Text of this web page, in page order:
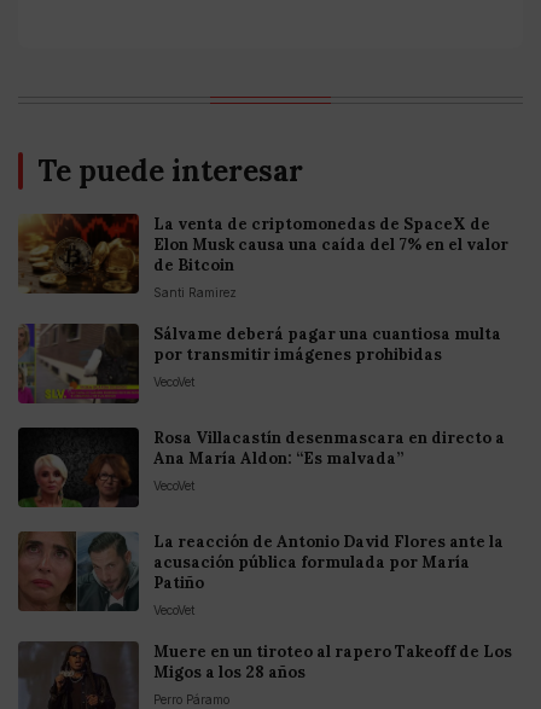
Te puede interesar
La venta de criptomonedas de SpaceX de
Elon Musk causa una caída del 7% en el valor
de Bitcoin
Santi Ramirez
Sálvame deberá pagar una cuantiosa multa
por transmitir imágenes prohibidas
VecoVet
Rosa Villacastín desenmascara en directo a
Ana María Aldon: “Es malvada”
VecoVet
La reacción de Antonio David Flores ante la
acusación pública formulada por María
Patiño
VecoVet
Muere en un tiroteo al rapero Takeoff de Los
Migos a los 28 años
Perro Páramo